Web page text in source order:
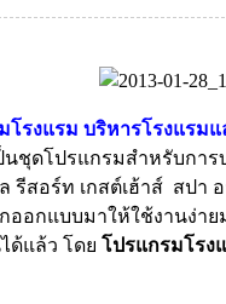
โรงแรม บริหารโรงแรม
นชุดโปรแกรมสำหรับกา
รีสอร์ท เกสต์เฮ้าส์ สปา
ออกแบบมาให้ใช้งานง่า
ด้แล้ว โดย โปรแกรมโรง